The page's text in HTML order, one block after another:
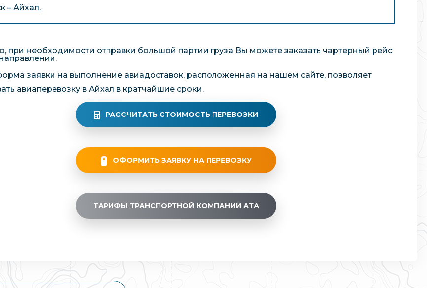
– Айхал.
при необходимости отправки большой партии груза Вы можете заказать чартерный рейс
заявки на выполнение авиадоставок, расположенная на нашем сайте, позволяет
авиаперевозку в Айхал в кратчайшие сроки.
РАССЧИТАТЬ СТОИМОСТЬ ПЕРЕВОЗКИ
ОФОРМИТЬ ЗАЯВКУ НА ПЕРЕВОЗКУ
ТАРИФЫ ТРАНСПОРТНОЙ КОМПАНИИ АТА